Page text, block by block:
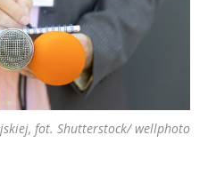
fot. Shutterstock/ wellphoto